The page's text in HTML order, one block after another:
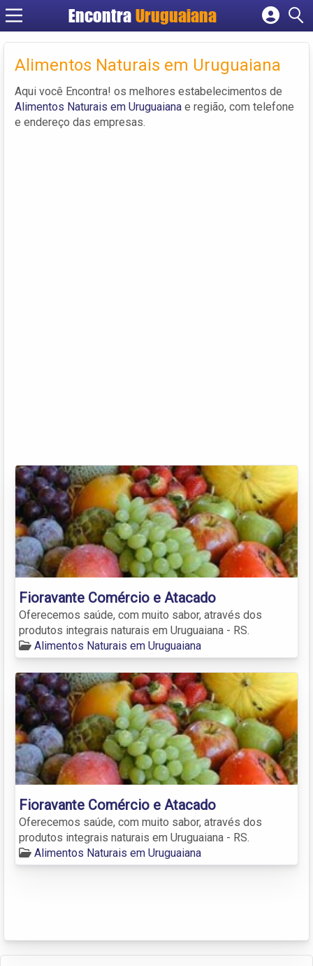
Encontra Uruguaiana
Cadastrar empresa
Criar conta
Alimentos Naturais em Uruguaiana
Aqui você Encontra! os melhores estabelecimentos de
Alimentos Naturais em Uruguaiana e região, com telefone
e endereço das empresas.
Fioravante Comércio e Atacado
Oferecemos saúde, com muito sabor, através dos
produtos integrais naturais em Uruguaiana - RS.
Alimentos Naturais em Uruguaiana
Fioravante Comércio e Atacado
Oferecemos saúde, com muito sabor, através dos
produtos integrais naturais em Uruguaiana - RS.
Alimentos Naturais em Uruguaiana